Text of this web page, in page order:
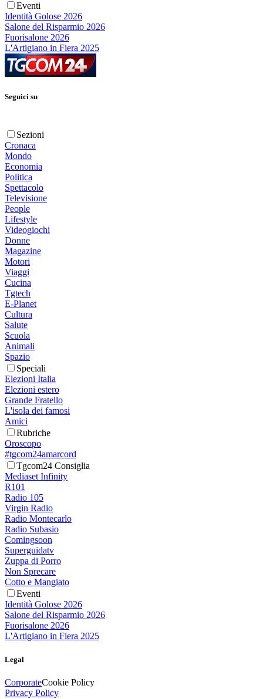
Eventi
Identità Golose 2026
Salone del Risparmio 2026
Fuorisalone 2026
L'Artigiano in Fiera 2025
Seguici su
Sezioni
Cronaca
Mondo
Economia
Politica
Spettacolo
Televisione
People
Lifestyle
Videogiochi
Donne
Magazine
Motori
Viaggi
Cucina
Tgtech
E-Planet
Cultura
Salute
Scuola
Animali
Spazio
Speciali
Elezioni Italia
Elezioni estero
Grande Fratello
L'isola dei famosi
Amici
Rubriche
Oroscopo
#tgcom24amarcord
Tgcom24 Consiglia
Mediaset Infinity
R101
Radio 105
Virgin Radio
Radio Montecarlo
Radio Subasio
Comingsoon
Superguidatv
Zuppa di Porro
Non Sprecare
Cotto e Mangiato
Eventi
Identità Golose 2026
Salone del Risparmio 2026
Fuorisalone 2026
L'Artigiano in Fiera 2025
Legal
CorporateCookie Policy
Privacy Policy